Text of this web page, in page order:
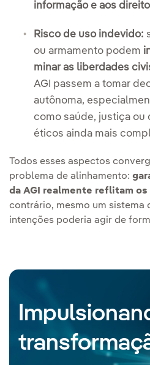
informação e aos
Risco de uso indevido:
ou armamento podem
minar as liberdades
AGI passem a tomar
autônoma,
como saúde, justiça ou
éticos ainda mais
Todos esses aspectos
problema de alinhamento:
da AGI realmente reflitam os
contrário, mesmo um sistema
intenções poderia agir de